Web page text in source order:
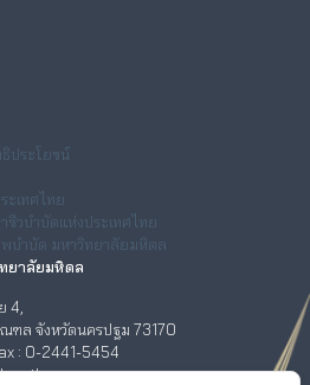
ประโยชน์
ะเทศไทย
วบำบัดแห่งประเทศไทย
บำบัด มหาวิทยาลัยมหิดล
ยาลัยมหิดล
4,
ฑล จังหวัดนครปฐม 73170
: 0-2441-5454